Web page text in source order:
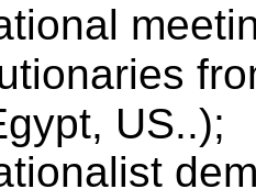
US..);